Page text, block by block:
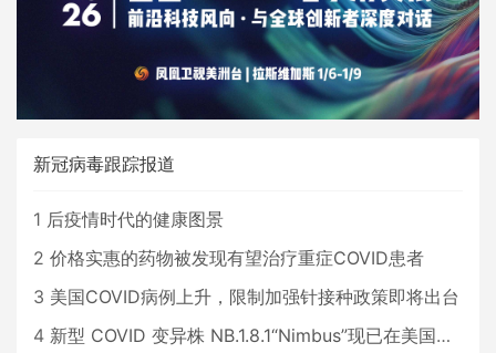
新冠病毒跟踪报道
1 后疫情时代的健康图景
2 价格实惠的药物被发现有望治疗重症COVID患者
3 美国COVID病例上升，限制加强针接种政策即将出台
4 新型 COVID 变异株 NB.1.8.1“Nimbus”现已在美国占据主导地位